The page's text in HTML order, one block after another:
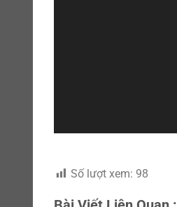
Số lượt xem: 98